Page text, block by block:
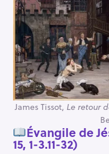
James Tissot, Le retour
Évangile de
15, 1-3.11-32)